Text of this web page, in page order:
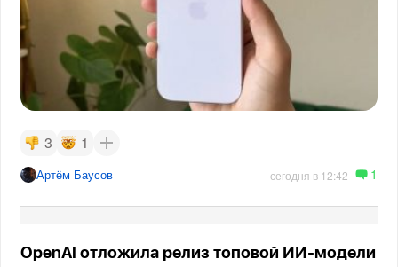
3 1
Артём Баусов сегодня в 12:42 1
OpenAI отложила релиз топовой ИИ-модели